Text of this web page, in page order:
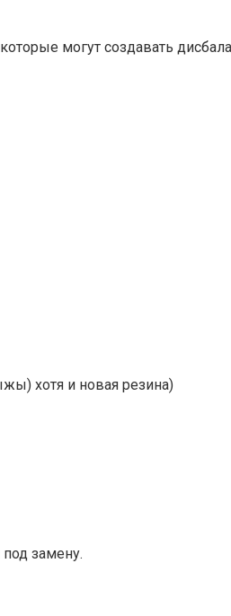
могут создавать
хотя и новая резина)
замену.